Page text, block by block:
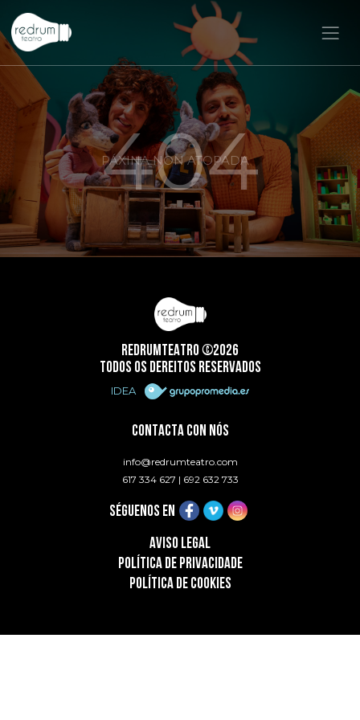
PÁXINA NON ATOPADA
404
REDRUMTEATRO ©2026
TODOS OS DEREITOS RESERVADOS
IDEA
CONTACTA CON NÓS
info@redrumteatro.com
617 334 627 | 692 632 733
SÉGUENOS EN
AVISO LEGAL
POLÍTICA DE PRIVACIDADE
POLÍTICA DE COOKIES